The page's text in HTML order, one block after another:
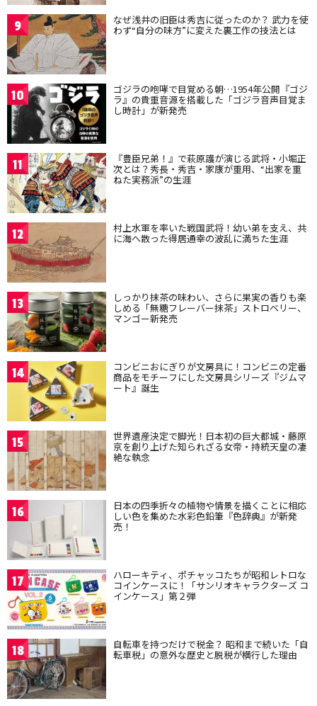
9 なぜ浅井の旧臣は秀吉に従ったのか？ 武力を使
わず“自分の味方”に変えた裏工作の技法とは
10 ゴジラの咆哮で目覚める朝…1954年公開『ゴジ
ラ』の貴重音源を搭載した「ゴジラ音声目覚ま
し時計」が新発売
11 『豊臣兄弟！』で萩原護が演じる武将・小堀正
次とは？秀長・秀吉・家康が重用、“出家を重
ねた実務派”の生涯
12 村上水軍を率いた戦国武将！幼い弟を支え、共
に海へ散った得居通幸の波乱に満ちた生涯
13 しっかり抹茶の味わい、さらに果実の香りも楽
しめる「無糖フレーバー抹茶」ストロベリー、
マンゴー新発売
14 コンビニおにぎりが文房具に！コンビニの定番
商品をモチーフにした文房具シリーズ『ジムマ
ート』誕生
15 世界遺産決定で脚光！日本初の巨大都城・藤原
京を創り上げた知られざる女帝・持統天皇の凄
絶な執念
16 日本の四季折々の植物や情景を描くことに相応
しい色を集めた水彩色鉛筆『色辞典』が新発
売！
17 ハローキティ、ポチャッコたちが昭和レトロな
コインケースに！「サンリオキャラクターズ コ
インケース」第２弾
18 自転車を持つだけで税金？ 昭和まで続いた「自
転車税」の意外な歴史と脱税が横行した理由